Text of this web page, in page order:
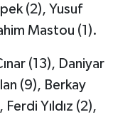
(2), Yusuf
Mastou (1).
(13), Daniyar
(9), Berkay
Yıldız (2),